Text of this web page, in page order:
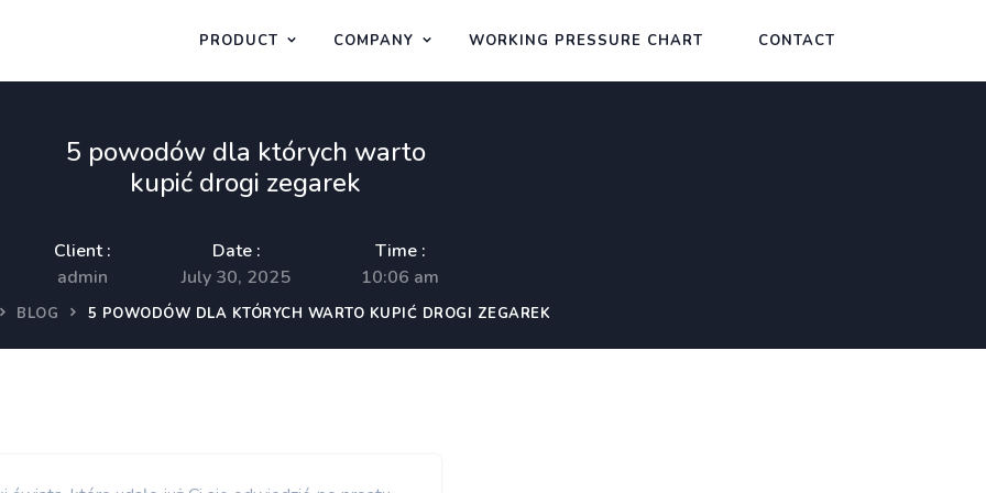
PRODUCT COMPANY WORKING PRESSURE CHART CONTACT
5 powodów dla których warto
kupić drogi zegarek
Client :
admin
Date :
July 30, 2025
Time :
10:06 am
BLOG 5 POWODÓW DLA KTÓRYCH WARTO KUPIĆ DROGI ZEGAREK